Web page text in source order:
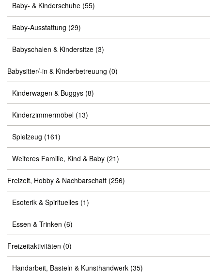
Baby- & Kinderschuhe (55)
Baby-Ausstattung (29)
Babyschalen & Kindersitze (3)
Babysitter/-in & Kinderbetreuung (0)
Kinderwagen & Buggys (8)
Kinderzimmermöbel (13)
Spielzeug (161)
Weiteres Familie, Kind & Baby (21)
Freizeit, Hobby & Nachbarschaft (256)
Esoterik & Spirituelles (1)
Essen & Trinken (6)
Freizeitaktivitäten (0)
Handarbeit, Basteln & Kunsthandwerk (35)